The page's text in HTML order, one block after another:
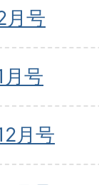
月号
号
月号